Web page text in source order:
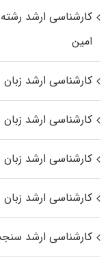
کارشناسی ارشد
اﻣﻴﻦ
کارشناسی ارشد
کارشناسی ارشد
کارشناسی ارشد زبان
کارشناسی ارشد
کارشناسی ارشد